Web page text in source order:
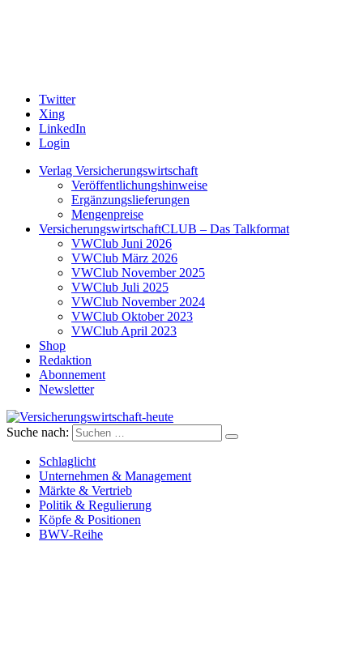
Twitter
Xing
LinkedIn
Login
Verlag Versicherungswirtschaft
Veröffentlichungshinweise
Ergänzungslieferungen
Mengenpreise
VersicherungswirtschaftCLUB – Das Talkformat
VWClub Juni 2026
VWClub März 2026
VWClub November 2025
VWClub Juli 2025
VWClub November 2024
VWClub Oktober 2023
VWClub April 2023
Shop
Redaktion
Abonnement
Newsletter
Versicherungswirtschaft-heute
Suche nach:
Schlaglicht
Unternehmen & Management
Märkte & Vertrieb
Politik & Regulierung
Köpfe & Positionen
BWV-Reihe